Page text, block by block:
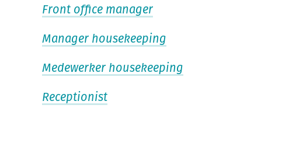
Front office manager
Manager housekeeping
Medewerker housekeeping
Receptionist